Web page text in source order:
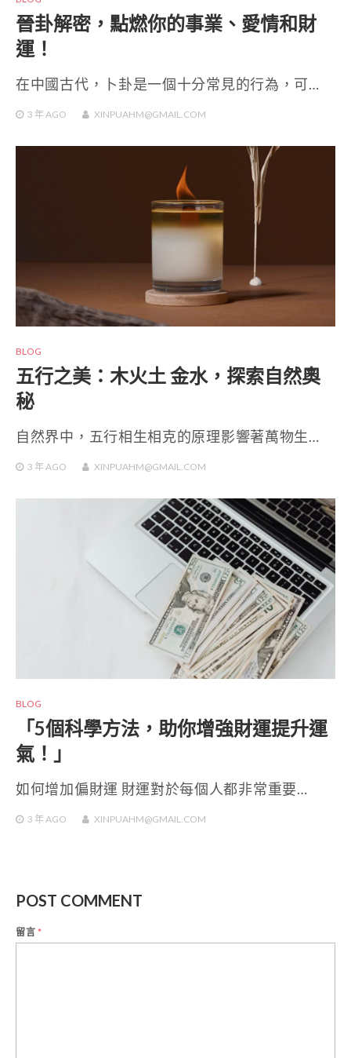
晉卦解密，點燃你的事業、愛情和財
運！
在中國古代，卜卦是一個十分常見的行為，可…
3 年AGO XINPUAHM@GMAIL.COM
BLOG
五行之美：木火土 金水，探索自然奧
秘
自然界中，五行相生相克的原理影響著萬物生…
3 年AGO XINPUAHM@GMAIL.COM
BLOG
「5個科學方法，助你增強財運提升運
氣！」
如何增加偏財運 財運對於每個人都非常重要…
3 年AGO XINPUAHM@GMAIL.COM
POST COMMENT
留言*